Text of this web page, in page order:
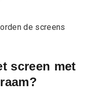
de screens
screen met